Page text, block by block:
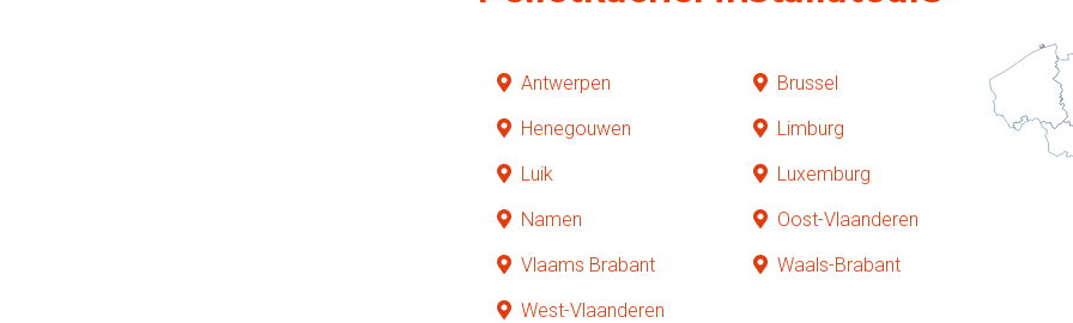
Antwerpen
Brussel
Henegouwen
Limburg
Luik
Luxemburg
Namen
Oost-Vlaanderen
Vlaams Brabant
Waals-Brabant
West-Vlaanderen